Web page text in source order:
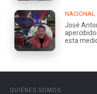
NACIONAL
José
esta
QUIÉNES SOMOS